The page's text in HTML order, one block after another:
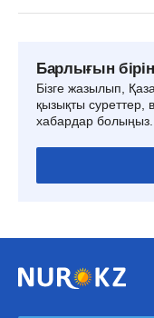
Барлығын
Бізге жазылып,
қызықты суреттер,
хабардар болыңыз.